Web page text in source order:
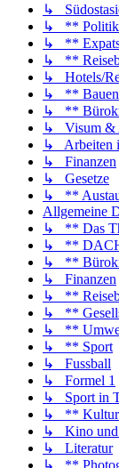
↳
↳ ** Politik
↳ ** Expats
↳ **
↳ Hotels/
↳ ** Bauen
↳ **
↳ Visum &
↳ Arbeiten
↳ Finanzen
↳ Gesetze
↳ **
Allgemeine
↳ ** Das
↳ **
↳ **
↳ Finanzen
↳ **
↳ **
↳ **
↳ ** Sport
↳ Fussball
↳ Formel 1
↳ Sport in
↳ ** Kultur
↳ Kino
↳ Literatur
↳ **